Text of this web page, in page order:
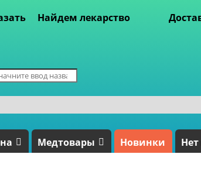
Найдем лекарство
Медтовары Новинки